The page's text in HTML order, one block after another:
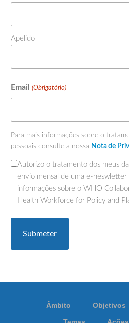
Apelido
Email (Obrigatório)
Para mais informações sobre o
pessoais consulte a nossa Nota de
(Obrigatório)
Autorizo o tratamento dos meus
envio mensal de uma e-neswletter
informações sobre o WHO
Health Workforce for Policy and
Âmbito Objetivos